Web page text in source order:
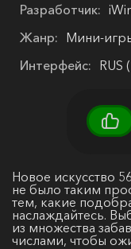
Разработчик:
Жанр: Мини-
Интерфейс: RUS
Новое искусство
не было таким
тем, какие
наслаждайтесь.
из множества
числами, чтобы